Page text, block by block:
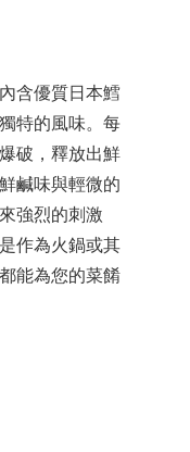
含優質日本鱈
特的風味。每
破，釋放出鮮
鹹味與輕微的
強烈的刺激
作為火鍋或其
能為您的菜餚